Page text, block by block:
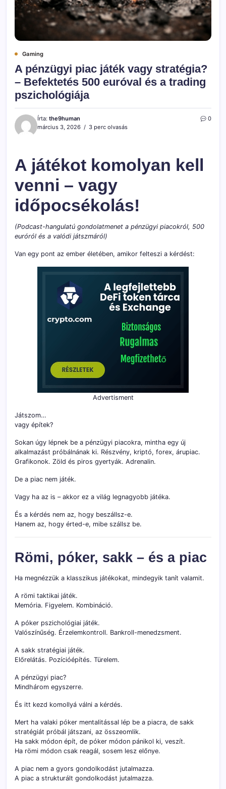
Gaming
A pénzügyi piac játék vagy stratégia?
– Befektetés 500 euróval és a trading
pszichológiája
Írta: the9human
március 3, 2026
3 perc olvasás
0
A játékot komolyan kell
venni – vagy
időpocsékolás!
(Podcast-hangulatú gondolatmenet a pénzügyi piacokról, 500
euróról és a valódi játszmáról)
Van egy pont az ember életében, amikor felteszi a kérdést:
Advertisment
Játszom…
vagy építek?
Sokan úgy lépnek be a pénzügyi piacokra, mintha egy új
alkalmazást próbálnának ki. Részvény, kriptó, forex, árupiac.
Grafikonok. Zöld és piros gyertyák. Adrenalin.
De a piac nem játék.
Vagy ha az is – akkor ez a világ legnagyobb játéka.
És a kérdés nem az, hogy beszállsz-e.
Hanem az, hogy érted-e, mibe szállsz be.
Römi, póker, sakk – és a piac
Ha megnézzük a klasszikus játékokat, mindegyik tanít valamit.
A römi taktikai játék.
Memória. Figyelem. Kombináció.
A póker pszichológiai játék.
Valószínűség. Érzelemkontroll. Bankroll-menedzsment.
A sakk stratégiai játék.
Előrelátás. Pozícióépítés. Türelem.
A pénzügyi piac?
Mindhárom egyszerre.
És itt kezd komollyá válni a kérdés.
Mert ha valaki póker mentalitással lép be a piacra, de sakk
stratégiát próbál játszani, az összeomlik.
Ha sakk módon épít, de póker módon pánikol ki, veszít.
Ha römi módon csak reagál, sosem lesz előnye.
A piac nem a gyors gondolkodást jutalmazza.
A piac a strukturált gondolkodást jutalmazza.